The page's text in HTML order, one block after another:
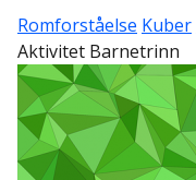
Romforståelse Kuber
Aktivitet Barnetrinn